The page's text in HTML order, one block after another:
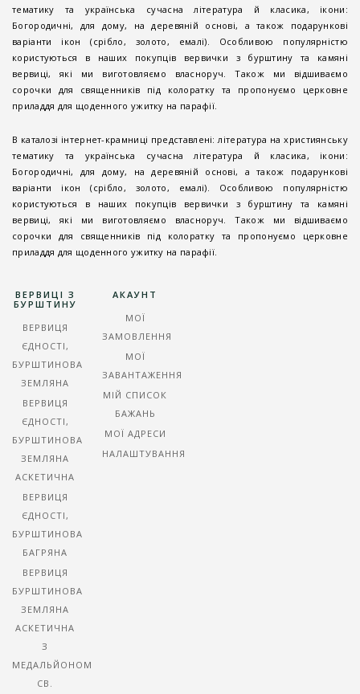
тематику та українська сучасна література й класика, ікони:
Богородичні, для дому, на деревяній основі, а також подарункові
варіанти ікон (срібло, золото, емалі). Особливою популярністю
користуються в наших покупців вервички з бурштину та камяні
вервиці, які ми виготовляємо власноруч. Також ми відшиваємо
сорочки для священників під колоратку та пропонуємо церковне
приладдя для щоденного ужитку на парафії.
В каталозі інтернет-крамниці представлені: література на християнську
тематику та українська сучасна література й класика, ікони:
Богородичні, для дому, на деревяній основі, а також подарункові
варіанти ікон (срібло, золото, емалі). Особливою популярністю
користуються в наших покупців вервички з бурштину та камяні
вервиці, які ми виготовляємо власноруч. Також ми відшиваємо
сорочки для священників під колоратку та пропонуємо церковне
приладдя для щоденного ужитку на парафії.
ВЕРВИЦІ З
БУРШТИНУ
ВЕРВИЦЯ
ЄДНОСТІ,
БУРШТИНОВА
ЗЕМЛЯНА
ВЕРВИЦЯ
ЄДНОСТІ,
БУРШТИНОВА
ЗЕМЛЯНА
АСКЕТИЧНА
ВЕРВИЦЯ
ЄДНОСТІ,
БУРШТИНОВА
БАГРЯНА
ВЕРВИЦЯ
БУРШТИНОВА
ЗЕМЛЯНА
АСКЕТИЧНА
З
МЕДАЛЬЙОНОМ
СВ.
АКАУНТ
МОЇ
ЗАМОВЛЕННЯ
МОЇ
ЗАВАНТАЖЕННЯ
МІЙ СПИСОК
БАЖАНЬ
МОЇ АДРЕСИ
НАЛАШТУВАННЯ